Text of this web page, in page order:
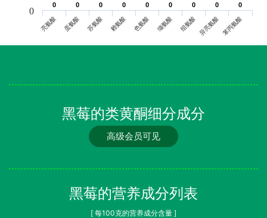
0
0 0
0 0
0 0
0 0
0 0
0 0
0 0
0 0
0
亮氨酸 蛋氨酸 苏氨酸 赖氨酸 色氨酸 缬氨酸 组氨酸 异亮氨酸苯丙氨酸
0
黑莓的类黄酮细分成分
高级会员可见
黑莓的营养成分列表
[ 每100克的营养成分含量 ]